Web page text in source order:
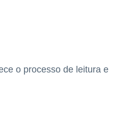
o processo de leitura e